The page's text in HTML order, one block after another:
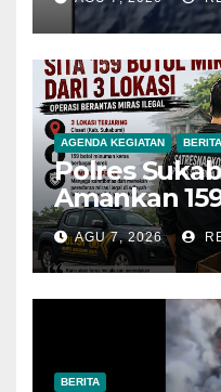
Sukabumi
AGENDA KEGIATAN BERITA
Polres
Amankan
Ilegal dari
Operasi
AGU 7, 2026
BERITA